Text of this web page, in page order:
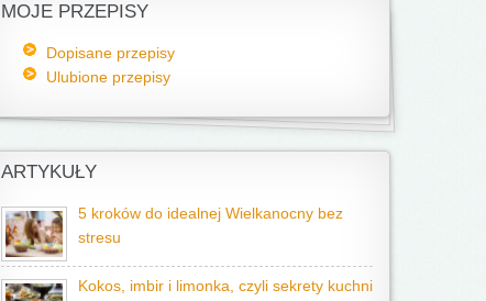
MOJE PRZEPISY
Dopisane przepisy
Ulubione przepisy
ARTYKUŁY
5 kroków do idealnej Wielkanocny bez
stresu
Kokos, imbir i limonka, czyli sekrety kuchni